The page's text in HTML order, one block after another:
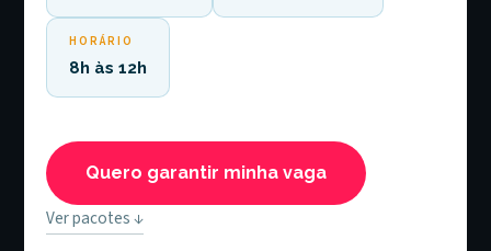
HORÁRIO
8h às 12h
Quero garantir minha vaga
Ver pacotes ↓